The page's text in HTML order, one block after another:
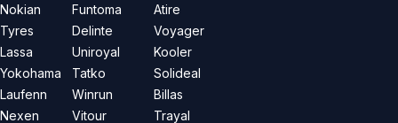
Nokian
Tyres
Lassa
Yokohama
Laufenn
Nexen
Funtoma
Delinte
Uniroyal
Tatko
Winrun
Vitour
Atire
Voyager
Kooler
Solideal
Billas
Trayal